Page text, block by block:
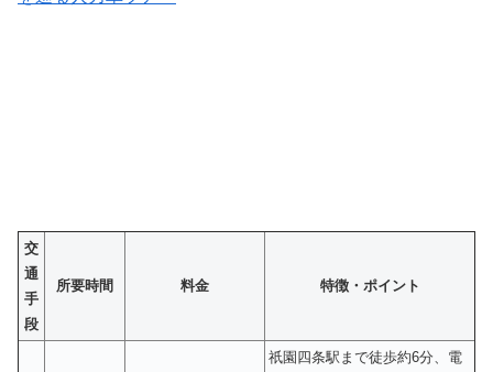
交
通
手
段
所要時間 料金 特徴・ポイント
祇園四条駅まで徒歩約6分、電